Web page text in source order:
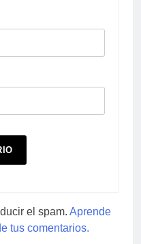
el spam. Aprende
tus comentarios.